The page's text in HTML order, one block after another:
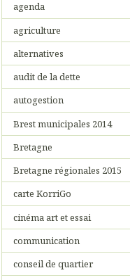
agenda
agriculture
alternatives
audit de la dette
autogestion
Brest municipales 2014
Bretagne
Bretagne régionales 2015
carte KorriGo
cinéma art et essai
communication
conseil de quartier